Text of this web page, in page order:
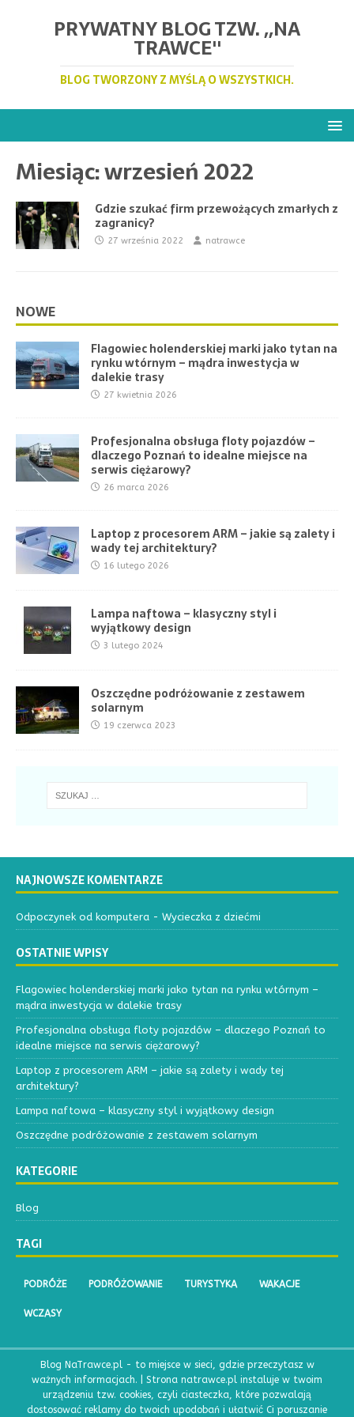
PRYWATNY BLOG TZW. ,,NA
TRAWCE''
BLOG TWORZONY Z MYŚLĄ O WSZYSTKICH.
Miesiąc:wrzesień 2022
Gdzie szukać firm przewożących zmarłych z
zagranicy?
27 września 2022 natrawce
NOWE
Flagowiec holenderskiej marki jako tytan na
rynku wtórnym – mądra inwestycja w
dalekie trasy
27 kwietnia 2026
Profesjonalna obsługa floty pojazdów –
dlaczego Poznań to idealne miejsce na
serwis ciężarowy?
26 marca 2026
Laptop z procesorem ARM – jakie są zalety i
wady tej architektury?
16 lutego 2026
Lampa naftowa – klasyczny styl i
wyjątkowy design
3 lutego 2024
Oszczędne podróżowanie z zestawem
solarnym
19 czerwca 2023
NAJNOWSZE KOMENTARZE
Odpoczynek od komputera - Wycieczka z dziećmi
OSTATNIE WPISY
Flagowiec holenderskiej marki jako tytan na rynku wtórnym –
mądra inwestycja w dalekie trasy
Profesjonalna obsługa floty pojazdów – dlaczego Poznań to
idealne miejsce na serwis ciężarowy?
Laptop z procesorem ARM – jakie są zalety i wady tej
architektury?
Lampa naftowa – klasyczny styl i wyjątkowy design
Oszczędne podróżowanie z zestawem solarnym
KATEGORIE
Blog
TAGI
PODRÓŻE PODRÓŻOWANIE TURYSTYKA WAKACJE
WCZASY
Blog NaTrawce.pl - to miejsce w sieci, gdzie przeczytasz w
ważnych informacjach. | Strona natrawce.pl instaluje w twoim
urządzeniu tzw. cookies, czyli ciasteczka, które pozwalają
dostosować reklamy do twoich upodobań i ułatwić Ci poruszanie